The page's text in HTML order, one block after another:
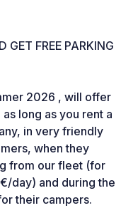
FREE PARKING
2026 , will offer
long as you rent a
in very friendly
when they
from our fleet (for
day) and during the
their campers.